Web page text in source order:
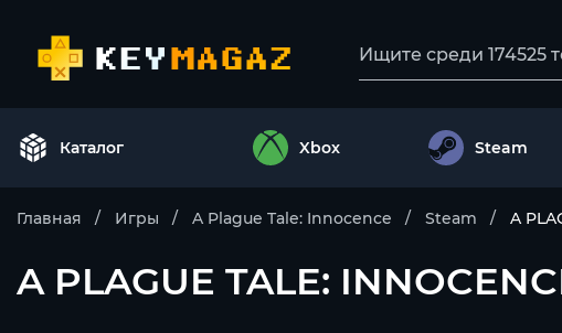
Каталог Xbox Steam
Главная Игры A Plague Tale: Innocence Steam A
A PLAGUE TALE: